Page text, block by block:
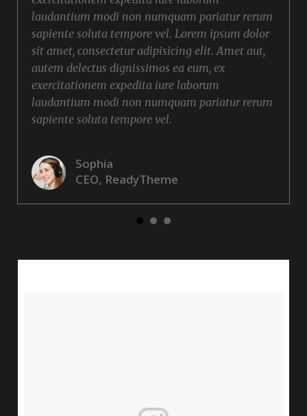
laudantium modi non numquam pariatur rerum
sapiente soluta tempore vel. Lorem ipsum dolor
sit amet, consectetur adipisicing elit. Amet aut,
autem delectus dignissimos ea eum, ex
exercitationem expedita iure laborum
laudantium modi non numquam pariatur rerum
sapiente soluta tempore vel.
Sophia
CEO, ReadyTheme